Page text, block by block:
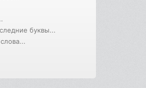
буквы...